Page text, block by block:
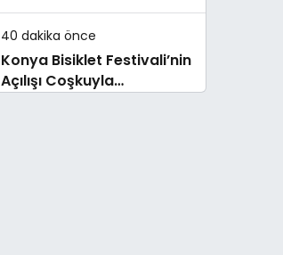
40 dakika önce
Konya Bisiklet Festivali’nin
Açılışı Coşkuyla